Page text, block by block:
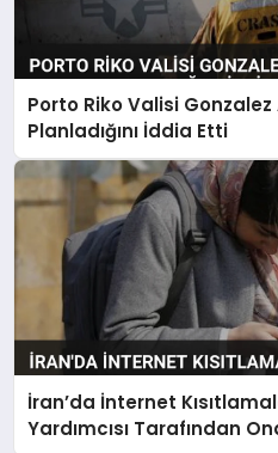
Porto Riko Valisi Gonzalez
Planladığını İddia Etti
İran’da İnternet
Yardımcısı Tarafından